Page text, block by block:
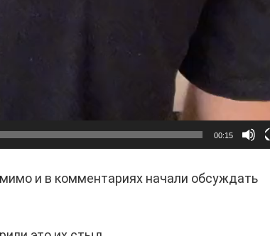
00:15
и в комментариях начали обсуждать